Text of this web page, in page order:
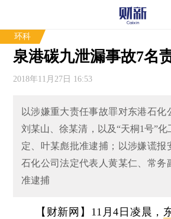
环科
泉港碳九泄漏事故7名
2018年11月27日 16:53
以涉嫌重大责任事故罪对东港石化
刘某山、徐某清，以及“天桐1号”
定、叶某彪批准逮捕；以涉嫌谎报
石化公司法定代表人黄某仁、常务
准逮捕
【财新网】 11月4日凌晨，